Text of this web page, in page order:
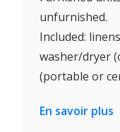
unfurnished.
Included:
washer/dryer
(portable or
En savoir plus